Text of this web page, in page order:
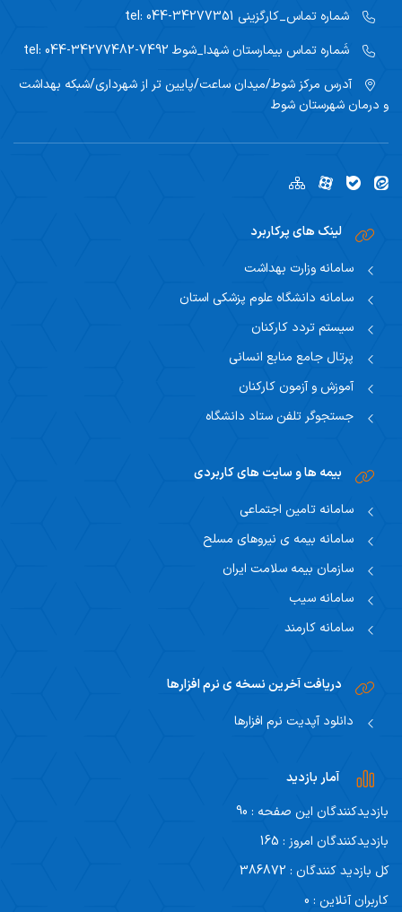
شماره تماس_کارگزینی
شَماره تماس بیمارستان شهدا_شوط
آدرس مرکز شوط/میدان ساعت/پایین تر از شهرداری/شبکه بهداشت
و درمان شهرستان شوط
لینک های پرکاربرد
سامانه وزارت بهداشت
سامانه دانشگاه علوم پزشکی استان
سیستم تردد کارکنان
پرتال جامع منابع انسانی
آموزش و آزمون کارکنان
جستجوگر تلفن ستاد دانشگاه
بیمه ها و سایت های کاربردی
سامانه تامین اجتماعی
سامانه بیمه ی نیروهای مسلح
سازمان بیمه سلامت ایران
سامانه سیب
سامانه کارمند
دریافت آخرین نسخه ی نرم افزارها
دانلود آپدیت نرم افزارها
آمار بازدید
بازدیدکنندگان این صفحه : 90
بازدیدکنندگان امروز : 165
کل بازدید کنندگان : 386872
کاربران آنلاین : 0